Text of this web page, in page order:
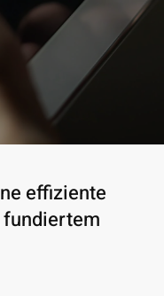
effiziente